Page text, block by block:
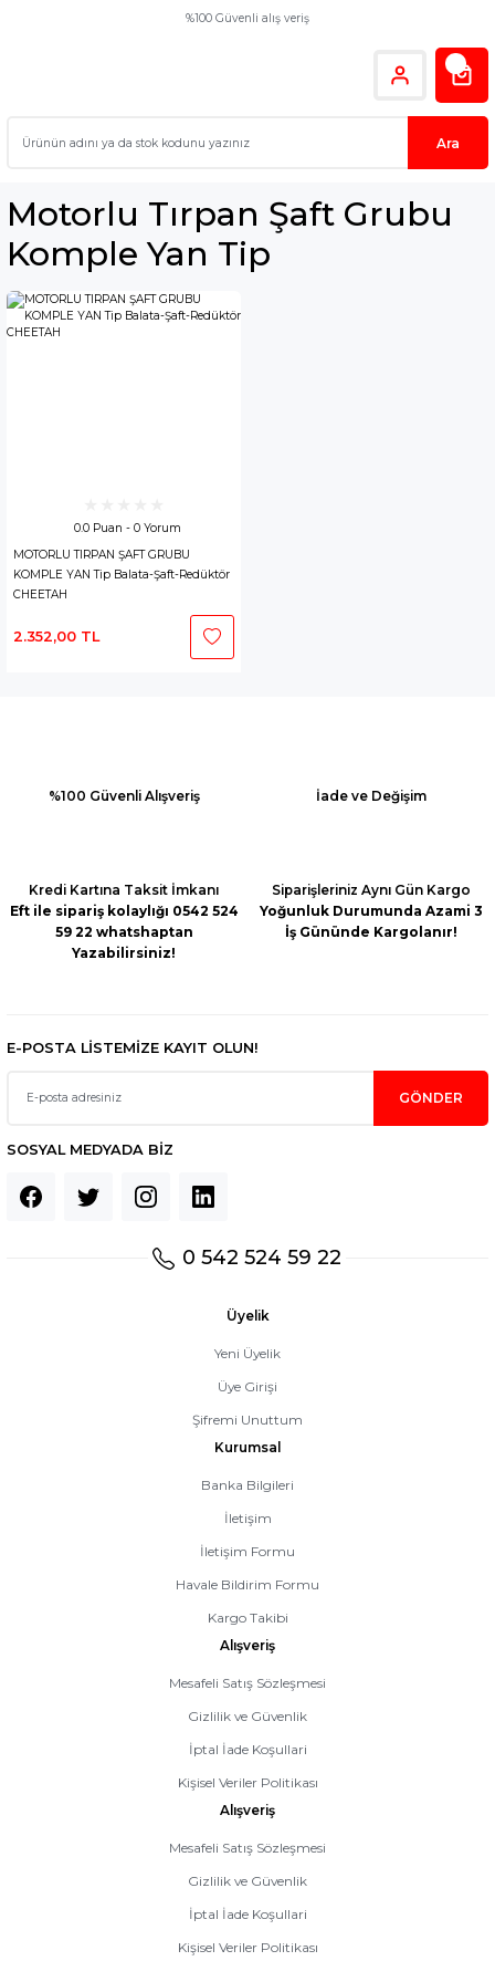
%100 Güvenli alış veriş
Ara
Motorlu Tırpan Şaft Grubu
Komple Yan Tip
0.0 Puan - 0 Yorum
MOTORLU TIRPAN ŞAFT GRUBU
KOMPLE YAN Tip Balata-Şaft-Redüktör
CHEETAH
2.352,00 TL
%100 Güvenli Alışveriş İade ve Değişim
Kredi Kartına Taksit İmkanı
Eft ile sipariş kolaylığı 0542 524
59 22 whatshaptan
Yazabilirsiniz!
Siparişleriniz Aynı Gün Kargo
Yoğunluk Durumunda Azami 3
İş Gününde Kargolanır!
E-POSTA LİSTEMİZE KAYIT OLUN!
GÖNDER
SOSYAL MEDYADA BİZ
0 542 524 59 22
Üyelik
Yeni Üyelik
Üye Girişi
Şifremi Unuttum
Kurumsal
Banka Bilgileri
İletişim
İletişim Formu
Havale Bildirim Formu
Kargo Takibi
Alışveriş
Mesafeli Satış Sözleşmesi
Gizlilik ve Güvenlik
İptal İade Koşullari
Kişisel Veriler Politikası
Alışveriş
Mesafeli Satış Sözleşmesi
Gizlilik ve Güvenlik
İptal İade Koşullari
Kişisel Veriler Politikası